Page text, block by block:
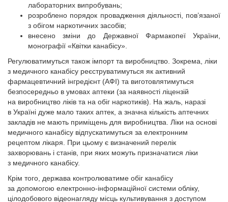
лабораторних випробувань;
розроблено порядок провадження діяльності, пов’язаної
з обігом наркотичних засобів;
внесено зміни до Державної Фармакопеї України,
монографії «Квітки канабісу».
Регулюватимуться також імпорт та виробництво. Зокрема, ліки
з медичного канабісу реєструватимуться як активний
фармацевтичний інгредієнт (АФІ) та виготовлятимуться
безпосередньо в умовах аптеки (за наявності ліцензій
на виробництво ліків та на обіг наркотиків). На жаль, наразі
в Україні дуже мало таких аптек, а значна кількість аптечних
закладів не мають приміщень для виробництва. Ліки на основі
медичного канабісу відпускатимуться за електронним
рецептом лікаря. При цьому є визначений перелік
захворювань і станів, при яких можуть призначатися ліки
з медичного канабісу.
Крім того, держава контролюватиме обіг канабісу
за допомогою електронно-інформаційної системи обліку,
цілодобового відеонагляду місць культивування з доступом